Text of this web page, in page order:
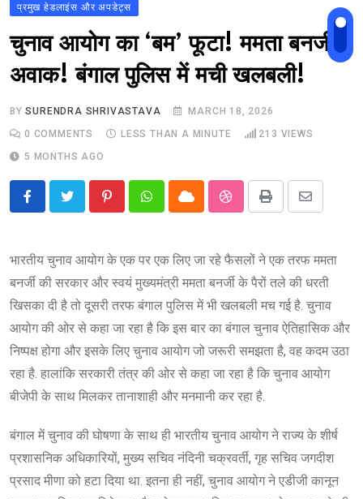
प्रमुख हेडलाइंस और अपडेट्स
चुनाव आयोग का ‘बम’ फूटा! ममता बनर्जी
अवाक! बंगाल पुलिस में मची खलबली!
BYSURENDRA SHRIVASTAVA
MARCH 18, 2026
0 COMMENTS LESS THAN A MINUTE 213 VIEWS
5 MONTHS AGO
PinterestWhatsappCloud StumbleUpon
Print
Share
भारतीय चुनाव आयोग के एक पर एक लिए जा रहे फैसलों ने एक तरफ ममता
बनर्जी की सरकार और स्वयं मुख्यमंत्री ममता बनर्जी के पैरों तले की धरती
खिसका दी है तो दूसरी तरफ बंगाल पुलिस में भी खलबली मच गई है. चुनाव
आयोग की ओर से कहा जा रहा है कि इस बार का बंगाल चुनाव ऐतिहासिक और
निष्पक्ष होगा और इसके लिए चुनाव आयोग जो जरूरी समझता है, वह कदम उठा
रहा है. हालांकि सरकारी तंत्र की ओर से कहा जा रहा है कि चुनाव आयोग
बीजेपी के साथ मिलकर तानाशाही और मनमानी कर रहा है.
बंगाल में चुनाव की घोषणा के साथ ही भारतीय चुनाव आयोग ने राज्य के शीर्ष
प्रशासनिक अधिकारियों, मुख्य सचिव नंदिनी चक्रवर्ती, गृह सचिव जगदीश
प्रसाद मीणा को हटा दिया था. इतना ही नहीं, चुनाव आयोग ने एडीजी कानून